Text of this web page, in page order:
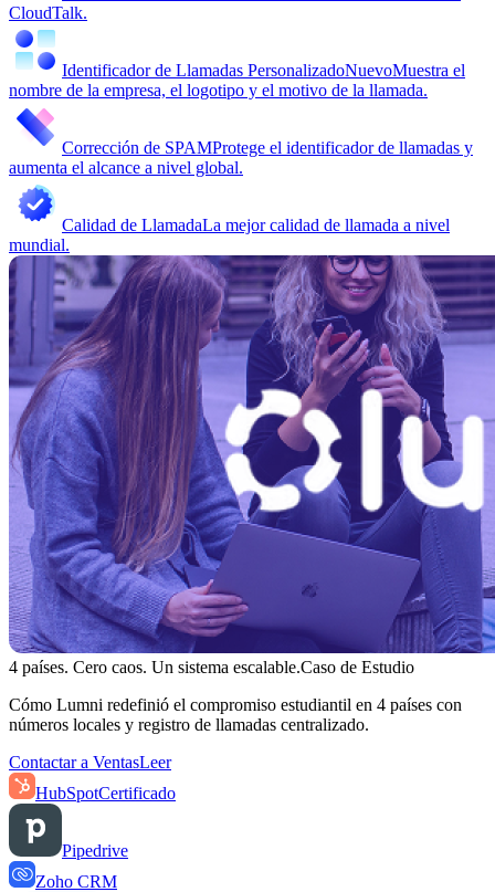
CloudTalk.
Identificador de Llamadas PersonalizadoNuevoMuestra el
nombre de la empresa, el logotipo y el motivo de la llamada.
Corrección de SPAMProtege el identificador de llamadas y
aumenta el alcance a nivel global.
Calidad de LlamadaLa mejor calidad de llamada a nivel
mundial.
4 países. Cero caos. Un sistema escalable.Caso de Estudio
Cómo Lumni redefinió el compromiso estudiantil en 4 países con
números locales y registro de llamadas centralizado.
Contactar a VentasLeer
HubSpotCertificado
Pipedrive
Zoho CRM